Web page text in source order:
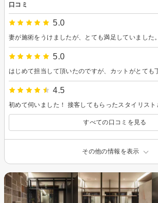
口コミ
5.0
妻が施術をうけましたが、とても満足していました。
5.0
4.5
すべての口コミを見る
その他の情報を表示